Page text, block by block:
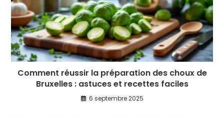
Comment réussir la préparation des choux de
Bruxelles : astuces et recettes faciles
6 septembre 2025